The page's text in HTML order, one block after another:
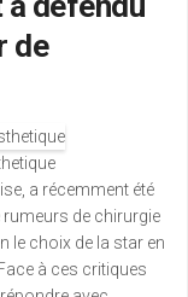
de
a récemment été
de chirurgie
le choix de la star en
à ces critiques